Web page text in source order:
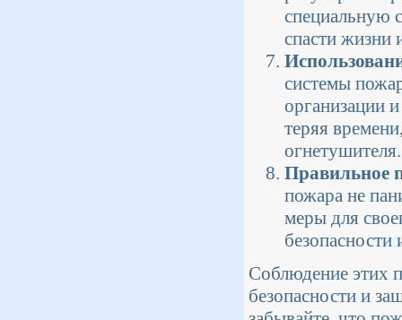
специальную
спасти жизни
системы
организации
теряя
огнетушителя.
Правильное
пожара не
меры для
безопасности
Соблюдение этих
безопасности и